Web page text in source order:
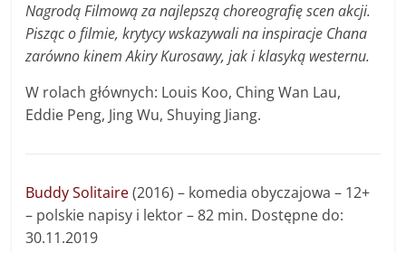
Nagrodą Filmową za najlepszą choreografię scen akcji.
Pisząc o filmie, krytycy wskazywali na inspiracje Chana
zarówno kinem Akiry Kurosawy, jak i klasyką westernu.
W rolach głównych: Louis Koo, Ching Wan Lau,
Eddie Peng, Jing Wu, Shuying Jiang.
Buddy Solitaire(2016) – komedia obyczajowa – 12+
– polskie napisy i lektor – 82 min. Dostępne do:
30.11.2019